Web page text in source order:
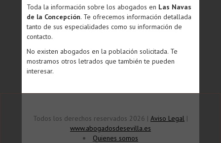
Toda la información sobre los abogados en Las Navas
de la Concepción. Te ofrecemos información detallada
tanto de sus especialidades como su información de
contacto.
No existen abogados en la población solicitada. Te
mostramos otros letrados que también te pueden
interesar.
Todos los derechos reservados 2026 | Aviso Legal |
www.abogadosdesevilla.es
Quienes somos